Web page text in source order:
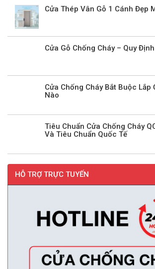
Cửa Thép Vân Gỗ 1 Cánh Đẹp
Cửa Gỗ Chống Cháy – Quy
Cửa Chống Cháy Bắt Buộc Lắp
Nào
Tiêu Chuẩn Cửa Chống Cháy
Và Tiêu Chuẩn Quốc Tế
HỖ TRỢ TRỰC TUYẾN